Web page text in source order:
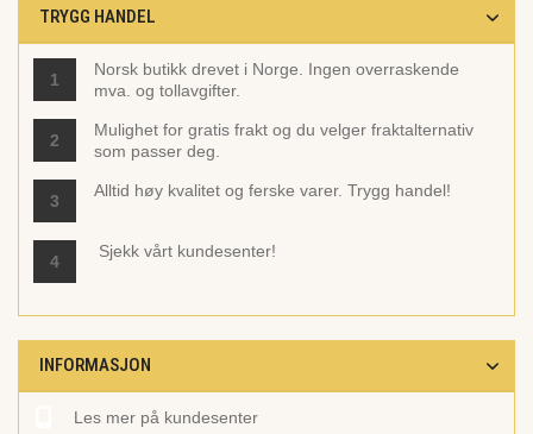
TRYGG HANDEL
1
Norsk butikk drevet i Norge. Ingen overraskende
mva. og tollavgifter.
2
Mulighet for gratis frakt og du velger fraktalternativ
som passer deg.
3
Alltid høy kvalitet og ferske varer. Trygg handel!
4
Sjekk vårt kundesenter!
INFORMASJON
Les mer på kundesenter